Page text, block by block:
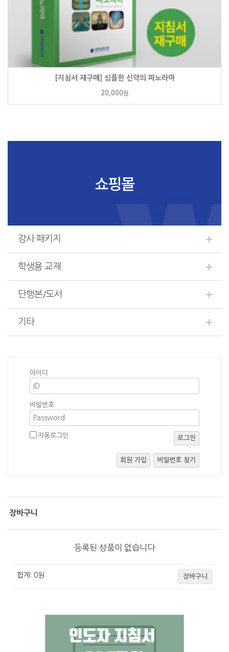
[지침서 재구매] 심플한 신약의 파노라마
20,000원
쇼핑몰
강사 패키지
학생용 교재
단행본/도서
기타
아이디
비밀번호
자동로그인 로그인
회원 가입 비밀번호 찾기
장바구니
등록된 상품이 없습니다
합계: 0원 장바구니